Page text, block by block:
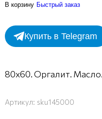
В корзину Быстрый заказ
Купить в Telegram
80х60. Оргалит. Масло.
Артикул: sku145000